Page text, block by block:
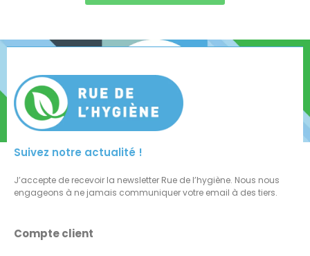
Suivez notre actualité !
J’accepte de recevoir la newsletter Rue de l’hygiène. Nous nous
engageons à ne jamais communiquer votre email à des tiers.
Compte client